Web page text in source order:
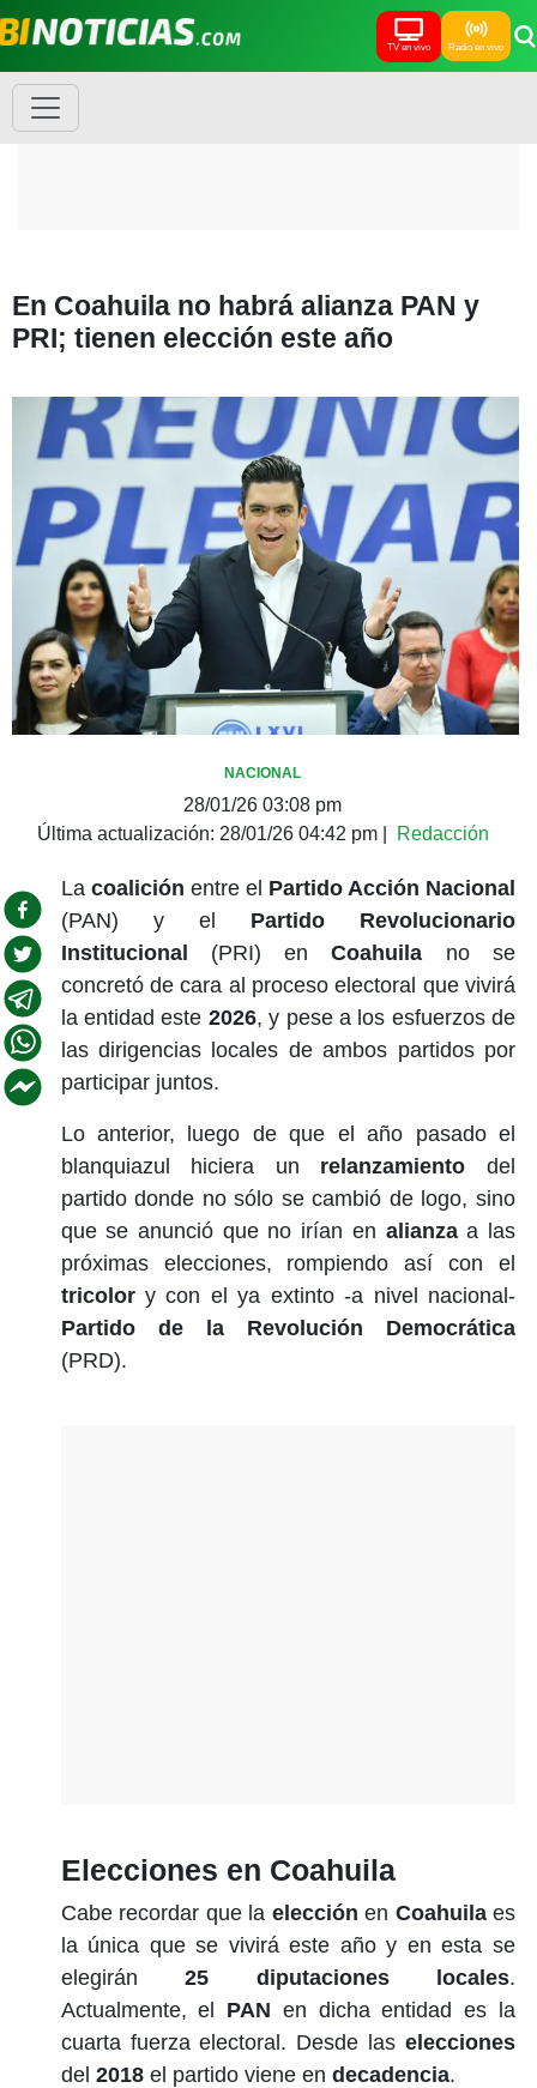
TV en vivo Radio en vivo
En Coahuila no habrá alianza PAN y
PRI; tienen elección este año
NACIONAL
28/01/26 03:08 pm
Última actualización: 28/01/26 04:42 pm| Redacción
La coalición entre el Partido Acción Nacional
(PAN) y el Partido Revolucionario
Institucional (PRI) enCoahuila no se
concretó de cara al proceso electoral que vivirá
la entidad este 2026, y pese a los esfuerzos de
las dirigencias locales de ambos partidos por
participar juntos.
Lo anterior, luego de que el año pasado el
blanquiazul hiciera un relanzamiento del
partido donde no sólo se cambió de logo, sino
que se anunció que no irían en alianzaa las
próximas elecciones, rompiendo así con el
tricolory con el ya extinto -a nivel nacional-
Partido de la Revolución Democrática
(PRD).
Elecciones en Coahuila
Cabe recordar que la elección en Coahuilaes
la única que se vivirá este año y en esta se
elegirán25 diputaciones locales.
Actualmente, el PAN en dicha entidad es la
cuarta fuerza electoral. Desde las elecciones
del 2018el partido viene en decadencia.